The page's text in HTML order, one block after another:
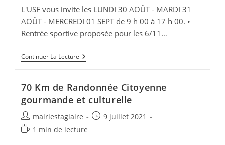
lecture :
L'USF vous invite les LUNDI 30 AOÛT - MARDI 31
AOÛT - MERCREDI 01 SEPT de 9 h 00 à 17 h 00. •
Rentrée sportive proposée pour les 6/11…
Continuer La Lecture Stage
Sportif
31
Aout
Et
Septembre
2021
70 Km de Randonnée Citoyenne
gourmande et culturelle
Auteur/autrice
de
mairiestagiaire
Publication
9 juillet 2021
Temps1 min de lecture